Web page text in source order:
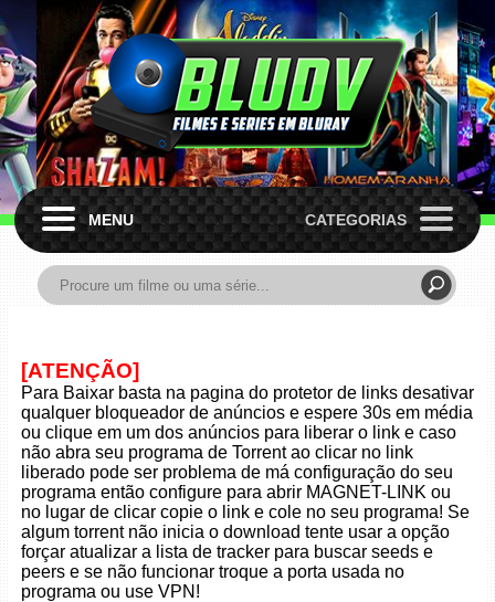
MENU CATEGORIAS
[ATENÇÃO]
Para Baixar basta na pagina do protetor de links desativar
qualquer bloqueador de anúncios e espere 30s em média
ou clique em um dos anúncios para liberar o link e caso
não abra seu programa de Torrent ao clicar no link
liberado pode ser problema de má configuração do seu
programa então configure para abrir MAGNET-LINK ou
no lugar de clicar copie o link e cole no seu programa! Se
algum torrent não inicia o download tente usar a opção
forçar atualizar a lista de tracker para buscar seeds e
peers e se não funcionar troque a porta usada no
programa ou use VPN!